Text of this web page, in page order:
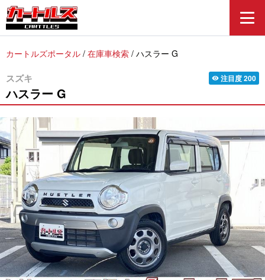
カートルズポータル / 在庫車検索 / ハスラー G
スズキ
ハスラー G
visibility 注目度200